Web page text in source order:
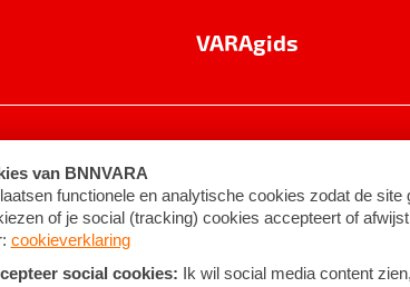
VARAgids
Algemene voorwaarden ©2026BNNVARA